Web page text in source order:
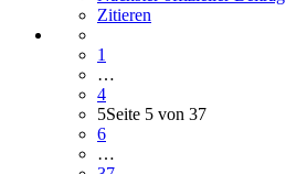
Zitieren
1
…
4
5Seite 5 von 37
6
…